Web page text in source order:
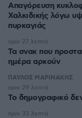
Απαγόρευση
Χαλκιδικής λόγω
πυρκαγιάς
Τα σνακ που
ημέρα αρκούν
πριν 27 λεπτά
ΠΑΥΛΟΣ ΜΑΡΙΝΑΚΗΣ
Το δημογραφικό
πριν 29 λεπτά
πριν 33 λεπτά